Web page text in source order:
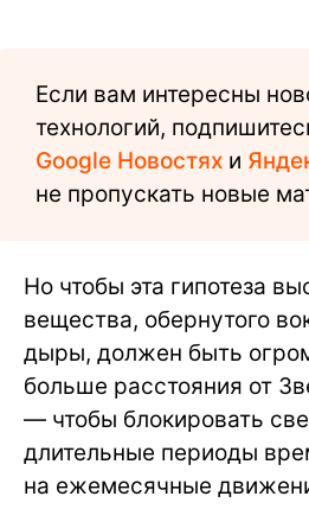
Если вам интересны
технологий,
Google Новостях и
не пропускать новые
Но чтобы эта гипотеза
вещества, обернутого
дыры, должен быть
больше расстояния от
— чтобы блокировать
длительные периоды
на ежемесячные